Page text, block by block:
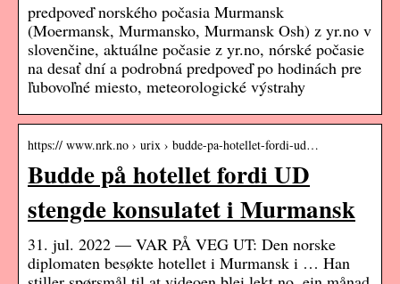
predpoveď norského počasia Murmansk
(Moermansk, Murmansko, Murmansk Osh) z yr.no v
slovenčine, aktuálne počasie z yr.no, nórské počasie
na desať dní a podrobná predpoveď po hodinách pre
ľubovoľné miesto, meteorologické výstrahy
https:// www.nrk.no › urix › budde-pa-hotellet-fordi-ud…
Budde på hotellet fordi UD
stengde konsulatet i Murmansk
31. jul. 2022 — VAR PÅ VEG UT: Den norske
diplomaten besøkte hotellet i Murmansk i … Han